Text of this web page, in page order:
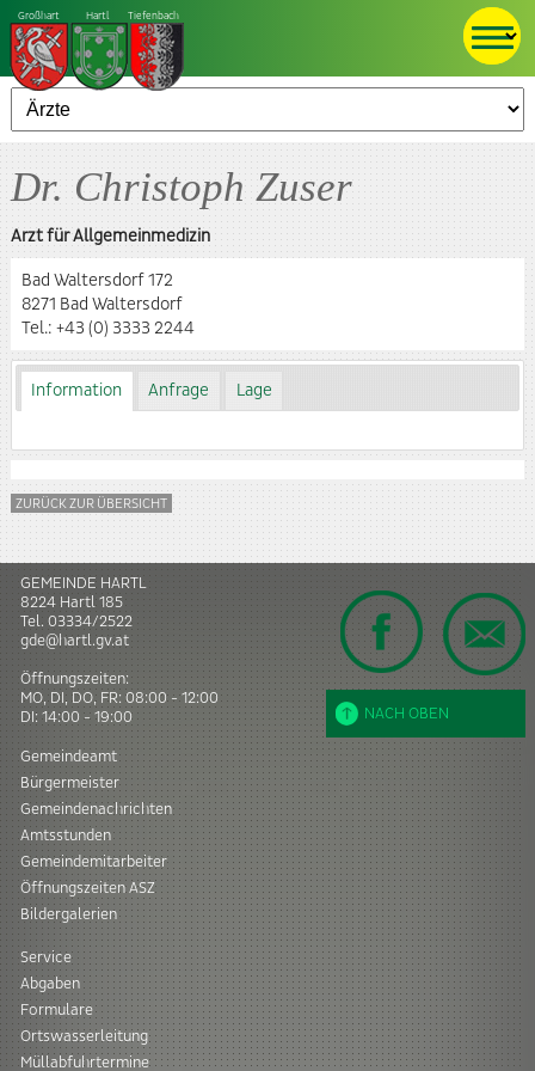
Großhart Hartl Tiefenbach
Dr. Christoph Zuser
Arzt für Allgemeinmedizin
Bad Waltersdorf 172
8271 Bad Waltersdorf
Tel.: +43 (0) 3333 2244
Information Anfrage Lage
ZURÜCK ZUR ÜBERSICHT
NACH OBEN
GEMEINDE HARTL
8224 Hartl185
Tel. 03334/2522
gde@hartl.gv.at
Öffnungszeiten:
MO, DI, DO, FR: 08:00 - 12:00
DI: 14:00 - 19:00
Gemeindeamt
Bürgermeister
Gemeindenachrichten
Amtsstunden
Gemeindemitarbeiter
Öffnungszeiten ASZ
Bildergalerien
Service
Abgaben
Formulare
Ortswasserleitung
Müllabfuhrtermine